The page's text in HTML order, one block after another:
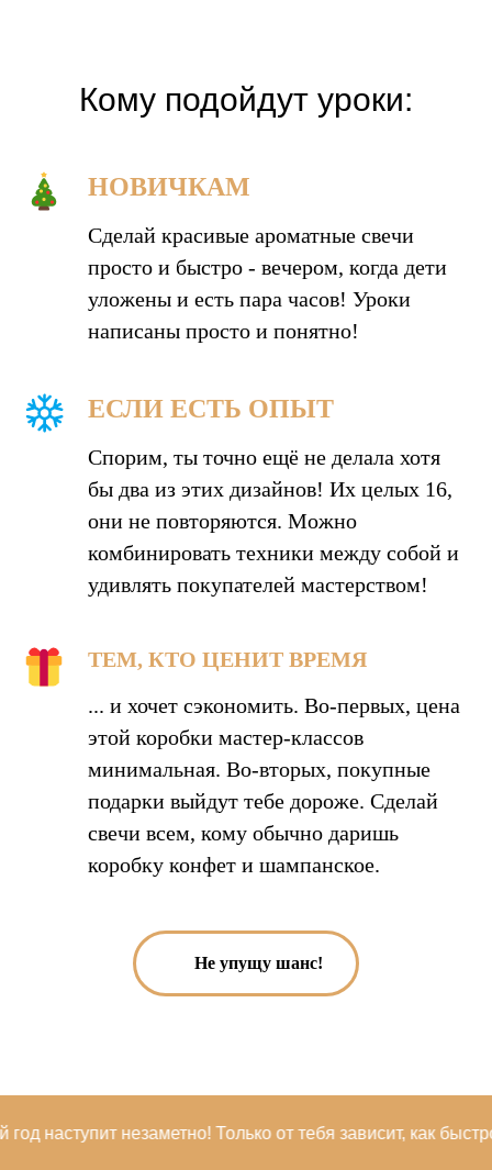
Кому подойдут уроки:
НОВИЧКАМ
Сделай красивые ароматные свечи
просто и быстро - вечером, когда дети
уложены и есть пара часов! Уроки
написаны просто и понятно!
ЕСЛИ ЕСТЬ ОПЫТ
Спорим, ты точно ещё не делала хотя
бы два из этих дизайнов! Их целых 16,
они не повторяются. Можно
комбинировать техники между собой и
удивлять покупателей мастерством!
ТЕМ, КТО ЦЕНИТ ВРЕМЯ
... и хочет сэкономить. Во-первых, цена
этой коробки мастер-классов
минимальная. Во-вторых, покупные
подарки выйдут тебе дороже. Сделай
свечи всем, кому обычно даришь
коробку конфет и шампанское.
Не упущу шанс!
незаметно! Только от тебя зависит, как быстро